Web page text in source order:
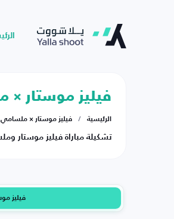
فيليز موستار
الرئيسية / فيليز موستار × ملسامي
تشكيلة مباراة فيليز موستار
فيليز